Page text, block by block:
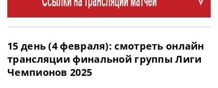
15 день (4 февраля): смотреть онлайн
трансляции финальной группы Лиги
Чемпионов 2025